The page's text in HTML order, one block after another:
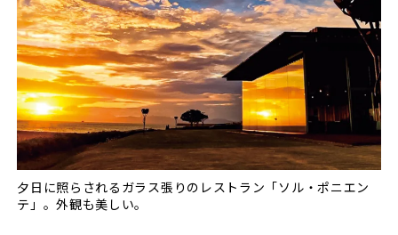
夕日に照らされるガラス張りのレストラン「ソル・ポニエン
テ」。外観も美しい。